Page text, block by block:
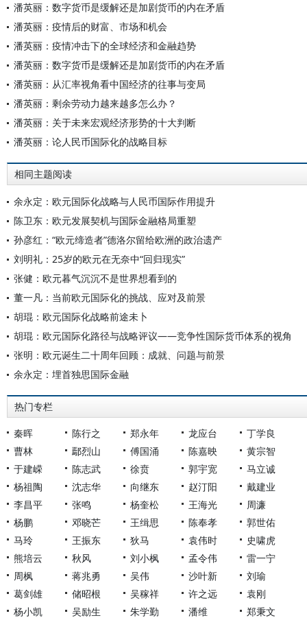
潘英丽：数字货币是缓解还是加剧货币的内在矛盾
潘英丽：疫情后的财富、市场和机会
潘英丽：疫情冲击下的全球经济和金融趋势
潘英丽：数字货币是缓解还是加剧货币的内在矛盾
潘英丽：从汇率视角看中国经济的往事与变局
潘英丽：剩余劳动力越来越多怎么办？
潘英丽：关于未来宏观经济形势的十大判断
潘英丽：论人民币国际化的战略目标
相同主题阅读
余永定：欧元国际化战略与人民币国际作用提升
陈卫东：欧元发展契机与国际金融格局重塑
孙彦红：“欧元缔造者”德洛尔留给欧洲的政治遗产
刘明礼：25岁的欧元在无奈中“回归现实”
张健：欧元暮气沉沉不是世界想看到的
董一凡：当前欧元国际化的挑战、应对及前景
胡琨：欧元国际化战略前途未卜
胡琨：欧元国际化路径与战略评议——竞争性国际货币体系的视角
张明：欧元诞生二十周年回顾：成就、问题与前景
余永定：埋首独思国际金融
热门专栏
秦晖 陈行之 郑永年 龙应台
丁学良
曹林
鄢烈山 傅国涌 陈嘉映
黄宗智
于建嵘
陈志武 徐贲 郭宇宽
马立诚
杨祖陶
沈志华 向继东 赵汀阳
戴建业
李昌平
张鸣 杨奎松 王海光
周濂
杨鹏
邓晓芒 王缉思 陈奉孝
郭世佑
马玲
王振东 狄马 袁伟时
史啸虎
熊培云
秋风 刘小枫 孟令伟
雷一宁
周枫
蒋兆勇 吴伟 沙叶新
刘瑜
葛剑雄
储昭根 吴稼祥 许之远
袁刚
杨小凯
吴励生 朱学勤 潘维 郑秉文